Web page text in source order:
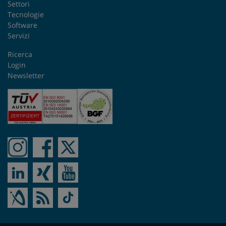
Romania
Singapore
Slovacchia
Spagna
Stati Uniti
Sudafrica
Svezia
Svizzera
Settori
Tecnologie
Software
Servizi
Ricerca
Login
Newsletter